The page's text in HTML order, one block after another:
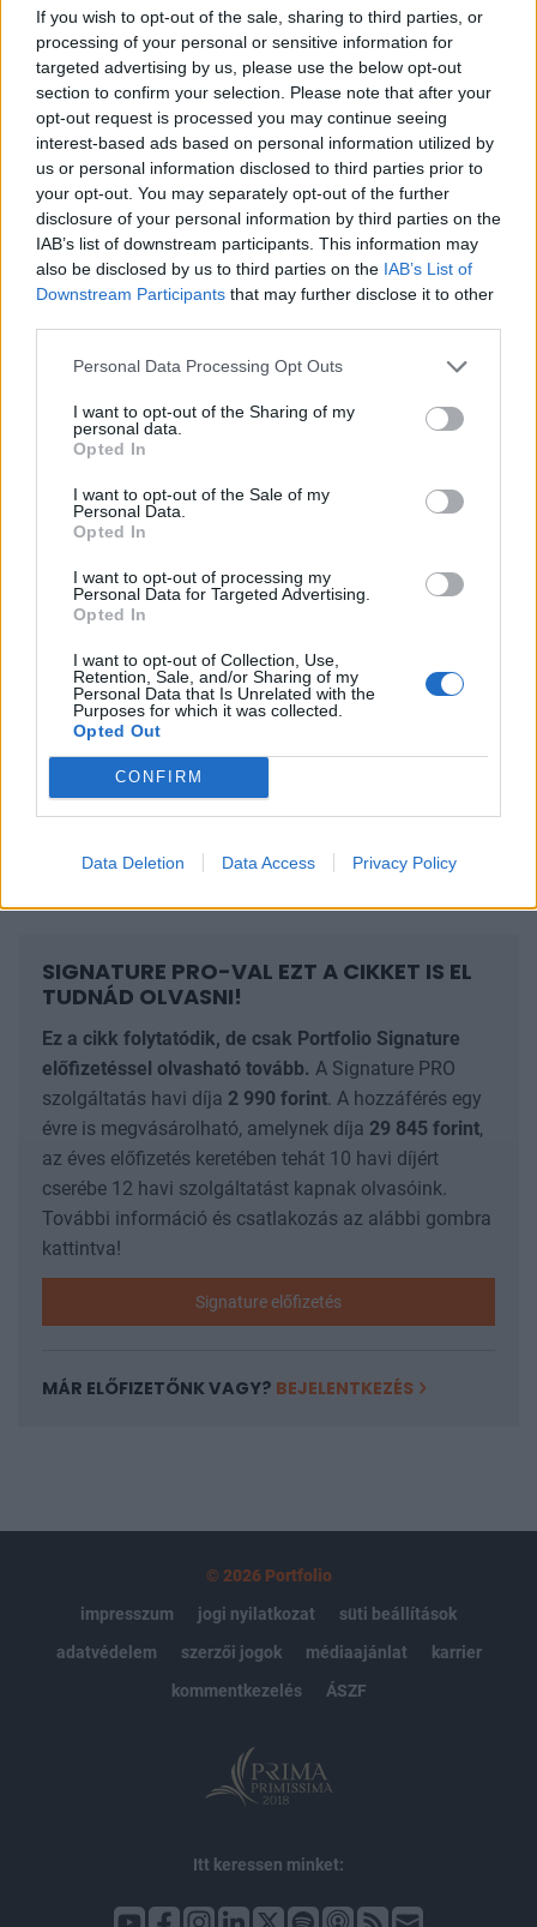
If you wish to opt-out of the sale, sharing to third parties, or
processing of your personal or sensitive information for
targeted advertising by us, please use the below opt-out
section to confirm your selection. Please note that after your
opt-out request is processed you may continue seeing
interest-based ads based on personal information utilized by
us or personal information disclosed to third parties prior to
your opt-out. You may separately opt-out of the further
disclosure of your personal information by third parties on the
IAB’s list of downstream participants. This information may
also be disclosed by us to third parties on the IAB’s List of
Downstream Participants that may further disclose it to other
Personal Data Processing Opt Outs
I want to opt-out of the Sharing of my
personal data.
Opted In
I want to opt-out of the Sale of my
Personal Data.
Opted In
I want to opt-out of processing my
Personal Data for Targeted Advertising.
Opted In
I want to opt-out of Collection, Use,
Retention, Sale, and/or Sharing of my
Personal Data that Is Unrelated with the
Purposes for which it was collected.
Opted Out
CONFIRM
Data Deletion Data Access Privacy Policy
LENDÜLETBEN A HAZAI VÁLLALKOZÁSOK 2026
A magyar gazdasági és finanszírozási környezet
jelentős átalakuláson megy keresztül, ismét az
alkalmazkodás kényszere elé állítva a hazai
gazdasági ökoszisztémát. Erre reagálva a Portfolio új
konferenciájának célja, hogy gyakorlati útmutatást
adjon a magyar vállalkozásoknak az előttük álló
gazdasági és működési kihívások kezeléséhez, és az
abban rejlő fejlődési lehetőségek kiaknázásához.
Információ és jelentkezés
Egészen elképesztő bizonytalanság van most a
tőzsdéken, valósággalszétverikaz elmúlt hetek
sztárpapírjait a befektetők,
Egy ilyen környezetben sokan azonnal elkezdik
keresni a legjobb menedékeket,ilyenkor
felértékelődnek a stabil pénzáramot ígérő
részvényt vizsgálunk meg közelebbről, amelyek
amellett, hogy aránylag magas hozamot kínálnak,
még kimondottan nagy emelkedési potenciál is van
bennük, ráadásul az elemzők is egyre optimistábbak
velük kapcsolatban.
Ez a három részvény pedig
SIGNATURE PRO-VAL EZT A CIKKET IS EL
TUDNÁD OLVASNI!
Ez a cikk folytatódik, de csak Portfolio Signature
előfizetéssel olvasható tovább. A Signature PRO
szolgáltatás havi díja 2 990 forint. A hozzáférés egy
évre is megvásárolható, amelynek díja 29 845 forint,
az éves előfizetés keretében tehát 10 havi díjért
cserébe 12 havi szolgáltatást kapnak olvasóink.
További információ és csatlakozás az alábbi gombra
kattintva!
Signature előfizetés
MÁR ELŐFIZETŐNK VAGY? BEJELENTKEZÉS
© 2026 Portfolio
impresszum
jogi nyilatkozat
süti beállítások
adatvédelem
szerzői jogok médiaajánlat
karrier
kommentkezelés
ÁSZF
Itt keressen minket: